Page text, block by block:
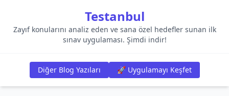
Testanbul
Zayıf konularını analiz eden ve sana özel hedefler sunan ilk
sınav uygulaması. Şimdi indir!
Diğer Blog Yazıları 🚀 Uygulamayı Keşfet